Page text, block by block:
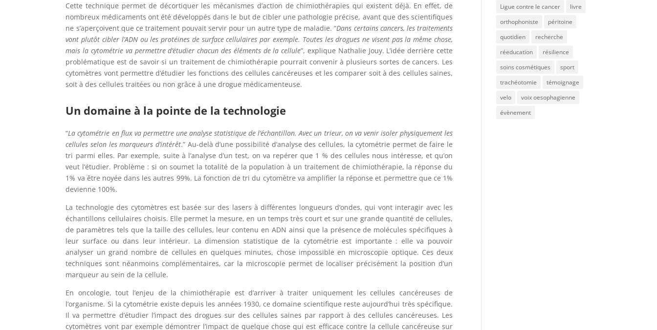
Cette technique permet de décortiquer les mécanismes d’action de chimiothérapies qui existent déjà. En effet, de
nombreux médicaments ont été développés dans le but de cibler une pathologie précise, avant que des scientifiques
ne s’aperçoivent que ce traitement pouvait servir pour un autre type de maladie. “Dans certains cancers, les traitements
vont plutôt cibler l’ADN ou les protéines de surface cellulaires par exemple. Toutes les drogues ne visent pas la même chose,
mais la cytométrie va permettre d’étudier chacun des éléments de la cellule”, explique Nathalie Jouy. L’idée derrière cette
problématique est de savoir si un traitement de chimiothérapie pourrait convenir à plusieurs sortes de cancers. Les
cytomètres vont permettre d’étudier les fonctions des cellules cancéreuses et les comparer soit à des cellules saines,
soit à des cellules traitées ou non grâce à une drogue médicamenteuse.
Un domaine à la pointe de la technologie
“La cytométrie en flux va permettre une analyse statistique de l’échantillon. Avec un trieur, on va venir isoler physiquement les
cellules selon les marqueurs d’intérêt.” Au-delà d’une possibilité d’analyse des cellules, la cytométrie permet de faire le
tri parmi elles. Par exemple, suite à l’analyse d’un test, on va repérer que 1 % des cellules nous intéresse, et qu’on
veut l’étudier. Problème : si on soumet la totalité de la population à un traitement de chimiothérapie, la réponse du
1% va être noyée dans les autres 99%. La fonction de tri du cytomètre va amplifier la réponse et permettre que ce 1%
devienne 100%.
La technologie des cytomètres est basée sur des lasers à différentes longueurs d’ondes, qui vont interagir avec les
échantillons cellulaires choisis. Elle permet la mesure, en un temps très court et sur une grande quantité de cellules,
de paramètres tels que la taille des cellules, leur contenu en ADN ainsi que la présence de molécules spécifiques à
leur surface ou dans leur intérieur. La dimension statistique de la cytométrie est importante : elle va pouvoir
analyser un grand nombre de cellules en quelques minutes, chose impossible en microscopie optique. Ces deux
techniques sont néanmoins complémentaires, car la microscopie permet de localiser précisément la position d’un
marqueur au sein de la cellule.
En oncologie, tout l’enjeu de la chimiothérapie est d’arriver à traiter uniquement les cellules cancéreuses de
l’organisme. Si la cytométrie existe depuis les années 1930, ce domaine scientifique reste aujourd’hui très spécifique.
Il va permettre d’étudier l’impact des drogues sur des cellules saines par rapport à des cellules cancéreuses. Les
cytomètres vont par exemple démontrer l’impact de quelque chose qui est efficace contre la cellule cancéreuse sur
Ligue contre le cancer
livre
orthophoniste
péritoine
quotidien
recherche
réeducation
résilience
soins cosmétiques
sport
trachéotomie
témoignage
velo
voix oesophagienne
évènement